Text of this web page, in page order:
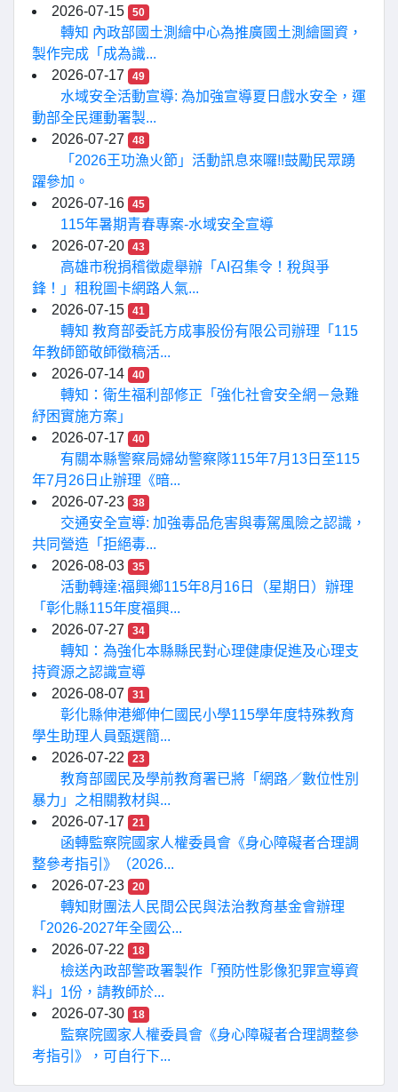
2026-07-15
50
轉知 內政部國土測繪中心為推廣國土測繪圖資，
製作完成「成為識...
2026-07-17
49
水域安全活動宣導: 為加強宣導夏日戲水安全，運
動部全民運動署製...
2026-07-27
48
「2026王功漁火節」活動訊息來囉!!鼓勵民眾踴
躍參加。
2026-07-16
45
115年暑期青春專案-水域安全宣導
2026-07-20
43
高雄市稅捐稽徵處舉辦「AI召集令！稅與爭
鋒！」租稅圖卡網路人氣...
2026-07-15
41
轉知 教育部委託方成事股份有限公司辦理「115
年教師節敬師徵稿活...
2026-07-14
40
轉知：衛生福利部修正「強化社會安全網－急難
紓困實施方案」
2026-07-17
40
有關本縣警察局婦幼警察隊115年7月13日至115
年7月26日止辦理《暗...
2026-07-23
38
交通安全宣導: 加強毒品危害與毒駕風險之認識，
共同營造「拒絕毒...
2026-08-03
35
活動轉達:福興鄉115年8月16日（星期日）辦理
「彰化縣115年度福興...
2026-07-27
34
轉知：為強化本縣縣民對心理健康促進及心理支
持資源之認識宣導
2026-08-07
31
彰化縣伸港鄉伸仁國民小學115學年度特殊教育
學生助理人員甄選簡...
2026-07-22
23
教育部國民及學前教育署已將「網路／數位性別
暴力」之相關教材與...
2026-07-17
21
函轉監察院國家人權委員會《身心障礙者合理調
整參考指引》（2026...
2026-07-23
20
轉知財團法人民間公民與法治教育基金會辦理
「2026-2027年全國公...
2026-07-22
18
檢送內政部警政署製作「預防性影像犯罪宣導資
料」1份，請教師於...
2026-07-30
18
監察院國家人權委員會《身心障礙者合理調整參
考指引》，可自行下...